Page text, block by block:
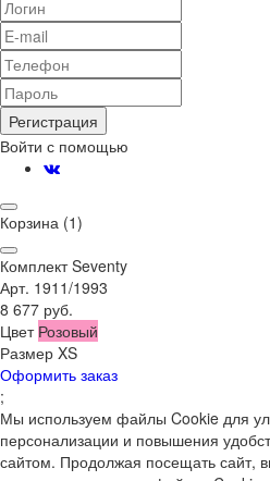
Регистрация
Войти с помощью
Корзина (1)
Комплект Seventy
Арт. 1911/1993
8 677 руб.
Цвет Розовый
Размер XS
Оформить заказ
;
Мы используем файлы Cookie для
персонализации и повышения
сайтом. Продолжая посещать сайт,